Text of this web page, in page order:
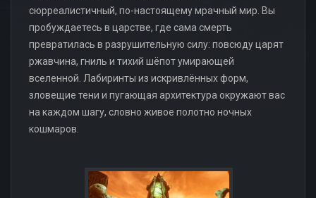
сюрреалистичный, по-настоящему мрачный мир. Вы
пробуждаетесь в царстве, где сама смерть
превратилась в разрушительную силу: повсюду царят
ржавчина, гниль и тихий шёпот умирающей
вселенной. Лабиринты из искривлённых форм,
зловещие тени и пугающая архитектура окружают вас
на каждом шагу, словно живое полотно ночных
кошмаров.